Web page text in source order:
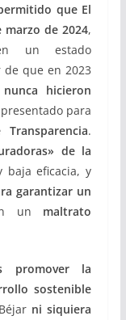
que El
marzo de 2024,
un estado
de que en 2023
nunca hicieron
presentado para
.
de la
baja eficacia, y
garantizar un
un maltrato
promover la
sostenible
ni siquiera